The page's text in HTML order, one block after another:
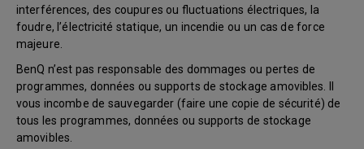
interférences, des coupures ou fluctuations électriques, la
foudre, l’électricité statique, un incendie ou un cas de force
majeure.
BenQ n’est pas responsable des dommages ou pertes de
programmes, données ou supports de stockage amovibles. Il
vous incombe de sauvegarder (faire une copie de sécurité) de
tous les programmes, données ou supports de stockage
amovibles.